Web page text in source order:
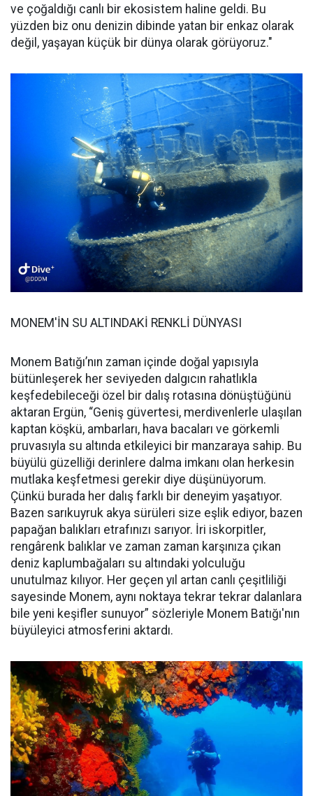
ve çoğaldığı canlı bir ekosistem haline geldi. Bu
yüzden biz onu denizin dibinde yatan bir enkaz olarak
değil, yaşayan küçük bir dünya olarak görüyoruz."
MONEM'İN SU ALTINDAKİ RENKLİ DÜNYASI
Monem Batığı’nın zaman içinde doğal yapısıyla
bütünleşerek her seviyeden dalgıcın rahatlıkla
keşfedebileceği özel bir dalış rotasına dönüştüğünü
aktaran Ergün, “Geniş güvertesi, merdivenlerle ulaşılan
kaptan köşkü, ambarları, hava bacaları ve görkemli
pruvasıyla su altında etkileyici bir manzaraya sahip. Bu
büyülü güzelliği derinlere dalma imkanı olan herkesin
mutlaka keşfetmesi gerekir diye düşünüyorum.
Çünkü burada her dalış farklı bir deneyim yaşatıyor.
Bazen sarıkuyruk akya sürüleri size eşlik ediyor, bazen
papağan balıkları etrafınızı sarıyor. İri iskorpitler,
rengârenk balıklar ve zaman zaman karşınıza çıkan
deniz kaplumbağaları su altındaki yolculuğu
unutulmaz kılıyor. Her geçen yıl artan canlı çeşitliliği
sayesinde Monem, aynı noktaya tekrar tekrar dalanlara
bile yeni keşifler sunuyor” sözleriyle Monem Batığı'nın
büyüleyici atmosferini aktardı.